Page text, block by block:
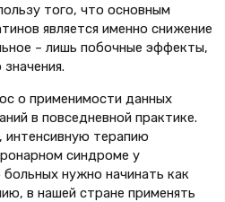
того, что основным
является именно снижение
– лишь побочные эффекты,
о применимости данных
в повседневной практике.
интенсивную терапию
синдроме у
нужно начинать как
в нашей стране применять